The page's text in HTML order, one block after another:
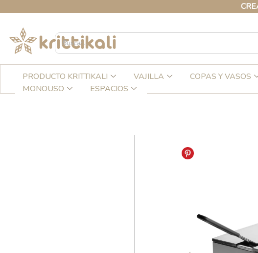
CREA TU
contenido
PRODUCTO KRITTIKALI VAJILLA COPAS Y VASOS
MONOUSO
ESPACIOS